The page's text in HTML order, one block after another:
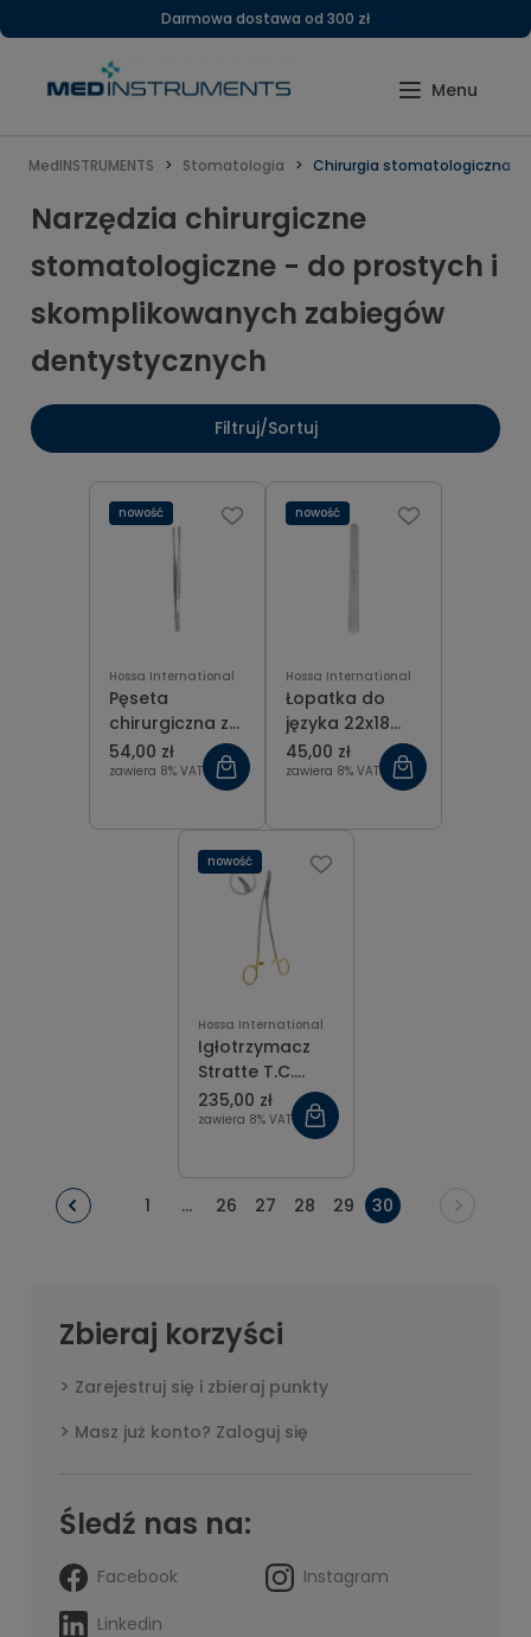
Darmowa dostawa od 300 zł
MedINSTRUMENTS Stomatologia Chirurgia stomatologiczna
Narzędzia chirurgiczne
stomatologiczne - do prostych i
skomplikowanych zabiegów
dentystycznych
Filtruj/Sortuj
Hossa International
Pęseta
chirurgiczna z
ząbkami 3x4,
25 cm
54,00 zł
zawiera 8% VAT
nowość
Hossa International
Łopatka do
języka 22x18
mm dł. 20 cm
45,00 zł
zawiera 8% VAT
nowość
Hossa International
Igłotrzymacz
Stratte T.C.
Gold 23 cm
235,00 zł
zawiera 8% VAT
nowość
1 ... 26 27 28 29 30
Zbieraj korzyści
Zarejestruj się i zbieraj punkty
Masz już konto? Zaloguj się
Śledź nas na:
Facebook
Instagram
Linkedin